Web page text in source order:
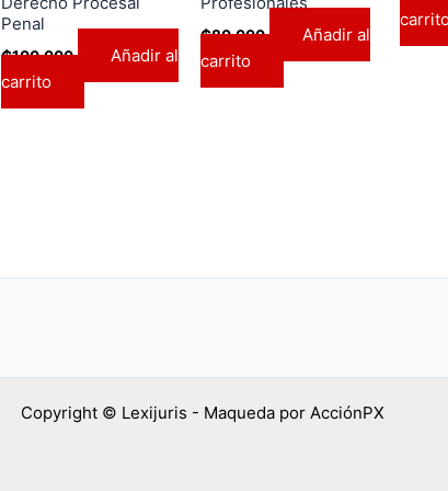
Penal
₲100.000
Añadir al
carrito
₲80.000
Añadir al
carrito
Copyright © Lexijuris - Maqueda por AcciónPX